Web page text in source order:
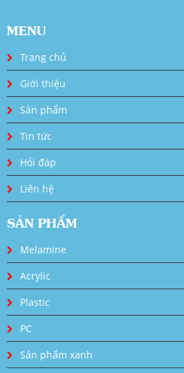
MENU
Trang chủ
Giới thiệu
Sản phẩm
Tin tức
Hỏi đáp
Liên hệ
SẢN PHẨM
Melamine
Acrylic
Plastic
PC
Sản phẩm xanh